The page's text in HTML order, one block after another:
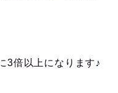
3倍以上になります♪